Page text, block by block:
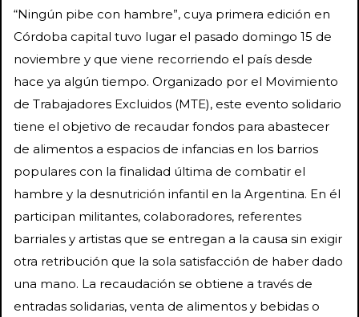
“Ningún pibe con hambre”, cuya primera edición en
Córdoba capital tuvo lugar el pasado domingo 15 de
noviembre y que viene recorriendo el país desde
hace ya algún tiempo. Organizado por el Movimiento
de Trabajadores Excluidos (MTE), este evento solidario
tiene el objetivo de recaudar fondos para abastecer
de alimentos a espacios de infancias en los barrios
populares con la finalidad última de combatir el
hambre y la desnutrición infantil en la Argentina. En él
participan militantes, colaboradores, referentes
barriales y artistas que se entregan a la causa sin exigir
otra retribución que la sola satisfacción de haber dado
una mano. La recaudación se obtiene a través de
entradas solidarias, venta de alimentos y bebidas o